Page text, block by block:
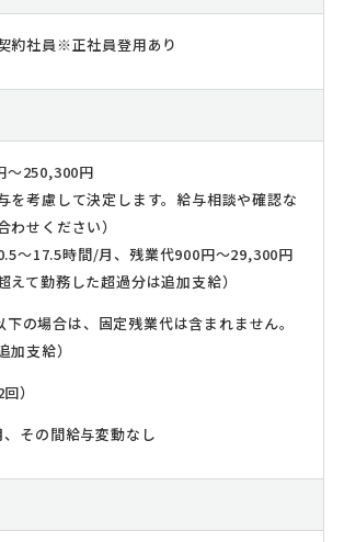
約社員※正社員登用あり
～250,300円
を考慮して決定します。給与相談や確認な
わせください）
～17.5時間/月、残業代900円～29,300円
えて勤務した超過分は追加支給）
の場合は、固定残業代は含まれません。
加支給）
）
その間給与変動なし